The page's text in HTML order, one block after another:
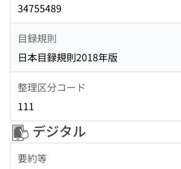
34755489
目録規則
日本目録規則2018年版
整理区分コード
111
デジタル
要約等